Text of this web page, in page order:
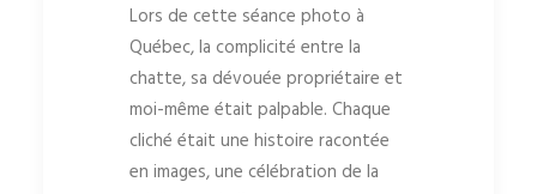
Lors de cette séance photo à
Québec, la complicité entre la
chatte, sa dévouée propriétaire et
moi-même était palpable. Chaque
cliché était une histoire racontée
en images, une célébration de la